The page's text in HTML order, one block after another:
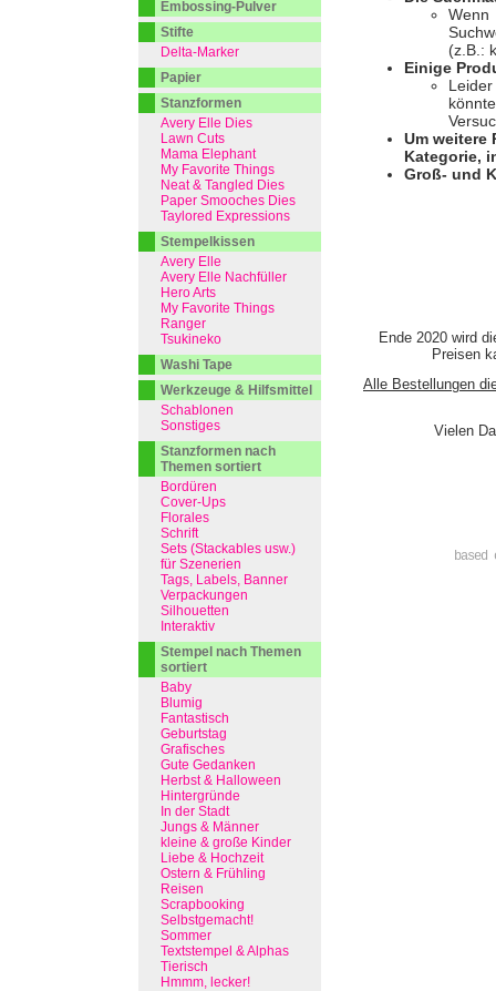
(z.B.:
Einige
Um weitere
Kategorie,
Groß- und
Ende 2020 wird
Preisen
Alle Bestellungen
Vielen
Embossing-Pulver
Stifte
Delta-Marker
Papier
Stanzformen
Avery Elle Dies
Lawn Cuts
Mama Elephant
My Favorite Things
Neat & Tangled Dies
Paper Smooches Dies
Taylored Expressions
Stempelkissen
Avery Elle
Avery Elle Nachfüller
Hero Arts
My Favorite Things
Ranger
Tsukineko
Washi Tape
Werkzeuge & Hilfsmittel
Schablonen
Sonstiges
Stanzformen nach
Themen sortiert
Bordüren
Cover-Ups
Florales
Schrift
Sets (Stackables usw.)
für Szenerien
Tags, Labels, Banner
Verpackungen
Silhouetten
Interaktiv
Stempel nach Themen
sortiert
Baby
Blumig
Fantastisch
Geburtstag
Grafisches
Gute Gedanken
Herbst & Halloween
Hintergründe
In der Stadt
Jungs & Männer
kleine & große Kinder
Liebe & Hochzeit
Ostern & Frühling
Reisen
Scrapbooking
Selbstgemacht!
Sommer
Textstempel & Alphas
Tierisch
Hmmm, lecker!